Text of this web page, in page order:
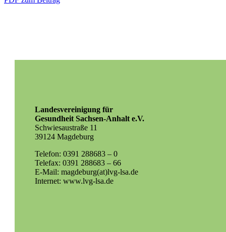
Landesvereinigung für
Gesundheit Sachsen-Anhalt e.V.
Schwiesaustraße 11
39124 Magdeburg
Telefon: 0391 288683 – 0
Telefax: 0391 288683 – 66
E-Mail: magdeburg(at)lvg-lsa.de
Internet: www.lvg-lsa.de